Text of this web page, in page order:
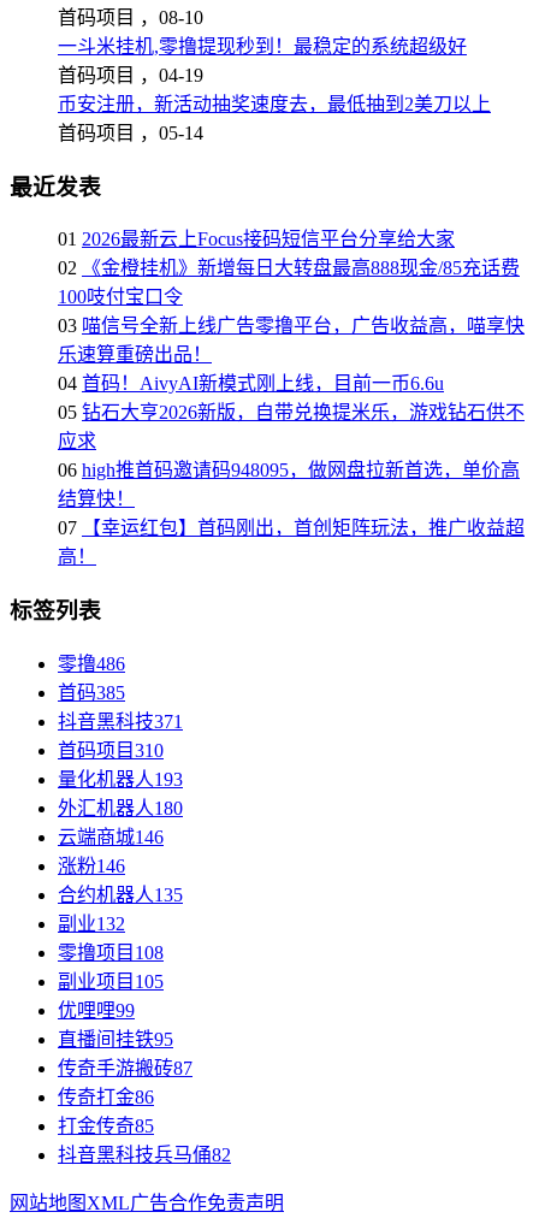
首码项目 ， 08-10
一斗米挂机,零撸提现秒到！最稳定的系统超级好
首码项目 ， 04-19
币安注册，新活动抽奖速度去，最低抽到2美刀以上
首码项目 ， 05-14
最近发表
01 2026最新云上Focus接码短信平台分享给大家
02
《金橙挂机》新增每日大转盘最高888现金/85充话费
100吱付宝口令
03 喵信号全新上线广告零撸平台，广告收益高，喵享快
乐速算重磅出品！
04 首码！AivyAI新模式刚上线，目前一币6.6u
05 钻石大亨2026新版，自带兑换提米乐，游戏钻石供不
应求
06 high推首码邀请码948095，做网盘拉新首选，单价高
结算快！
07
【幸运红包】首码刚出，首创矩阵玩法，推广收益超
高！
标签列表
零撸486
首码385
抖音黑科技371
首码项目310
量化机器人193
外汇机器人180
云端商城146
涨粉146
合约机器人135
副业132
零撸项目 108
副业项目 105
优哩哩99
直播间挂铁95
传奇手游搬砖87
传奇打金86
打金传奇85
抖音黑科技兵马俑82
网站地图 XML广告合作免责声明